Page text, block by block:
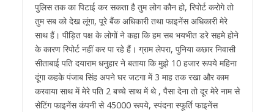
पुलिस तक का पिटाई कर सकता है तुम लोग कौन हो, रिपोर्ट करोगे तो
तुम सब को देख लूंगा, पूरे बैंक अधिकारी तथा फाइनेंस अधिकारी मेरे
साथ हैं। पीड़ित पक्ष के लोगों ने कहा कि हम सब भयभीत डरे सहमे होने
के कारण रिपोर्ट नहीं कर पा रहे हैं। ग्राम लेपरा, पुनिया कछार निवासी
सीताबाई पति दयाराम धनुहार ने बताया कि मुझे 10 हजार रूपये महिना
दूंगा कहके पंजाब सिंह अपने घर जटगा में 3 माह तक रखा और काम
करवाया साथ में मेरे पति 2 बच्चे साथ में थे , पैसा देना तो दूर मेरे नाम से
सेटिंग फाइनेंस कंपनी से 45000 रूपये, स्पंदना स्फूर्ति फाइनेंस